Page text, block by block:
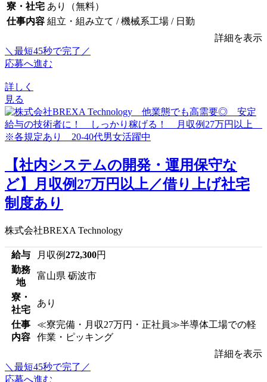
寮・社宅 あり（無料）
仕事内容 組立・組み立て / 機械系工場 / 日勤
詳細を表示
＼最短45秒で完了／
応募へ進む
詳しく
見る
【社内システムの開発・運用保守な
ど】月収例27万円以上／借り上げ社宅
制度あり
株式会社BREXA Technology
給与 月収例272,300円
勤務
地
富山県 砺波市
寮・
社宅
あり
仕事
内容
≪寮完備・月収27万円・正社員≫半導体工場での軽
作業・ピッキング
詳細を表示
＼最短45秒で完了／
応募へ進む